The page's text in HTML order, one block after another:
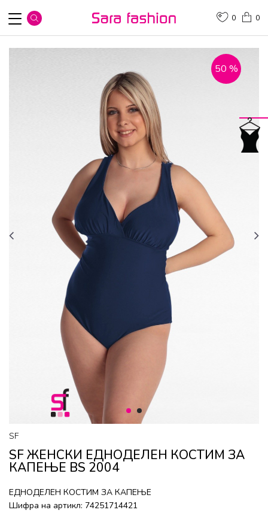
0
0
1 2
50 %
SF
SF ЖЕНСКИ ЕДНОДЕЛЕН КОСТИМ ЗА
КАПЕЊЕ BS 2004
ЕДНОДЕЛЕН КОСТИМ ЗА КАПЕЊЕ
Шифра на артикл: 74251714421